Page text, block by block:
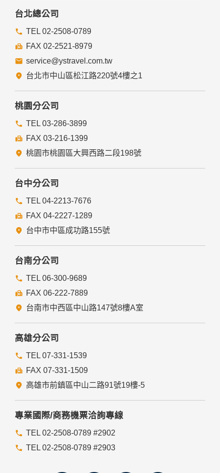
四、網站對外的相關連結
提供的連結，點選進入其他網站。但該連結網站不適用本網站
的隱私權保護政策，您必須參考該連結網站中的隱私權保護政
策。
五、與第三人共用個人資料之政策
本網站絕不會提供、交換、出租或出售任何您的個人資料給其
他個人、團體、私人企業或公務機關，但有法律依據或合約義
務者，不在此限。
前項但書之情形包括不限於：
經由您書面同意。
法律明文規定。
與公務機關或學術研究機構合作，基於公共利益為統計或學術
研究而有必要，且資料經過提供者處理或蒐集者依其揭露方式
無從識別特定之當事人。
當您在網站的行為，違反服務條款或可能損害或妨礙網站與其
揭露您的個人資料是為了辨識、聯絡或採取法律行動所必要
者。
本網站委託廠商協助蒐集、處理或利用您的個人資料時，將對
委外廠商或個人善盡監督管理之責。
六、Cookie之使用
為了提供您最佳的服務，本網站會在您的電腦中放置並取用我
們的Cookie，若您不願接受Cookie的寫入，您可在您使用的
瀏覽器功能項中設定隱私權等級為高，即可拒絕Cookie的寫
七、隱私權保護政策之修正
款將刊登於網站上。
台北總公司
TEL 02-2508-0789
FAX 02-2521-8979
service@ystravel.com.tw
台北市中山區松江路220號4樓之1
桃園分公司
TEL 03-286-3899
FAX 03-216-1399
桃園市桃園區大興西路二段198號
台中分公司
TEL 04-2213-7676
FAX 04-2227-1289
台中市中區成功路155號
台南分公司
TEL 06-300-9689
FAX 06-222-7889
台南市中西區中山路147號8樓A室
高雄分公司
TEL 07-331-1539
FAX 07-331-1509
高雄市前鎮區中山二路91號19樓-5
專業國際/商務機票洽詢專線
TEL 02-2508-0789 #2902
TEL 02-2508-0789 #2903